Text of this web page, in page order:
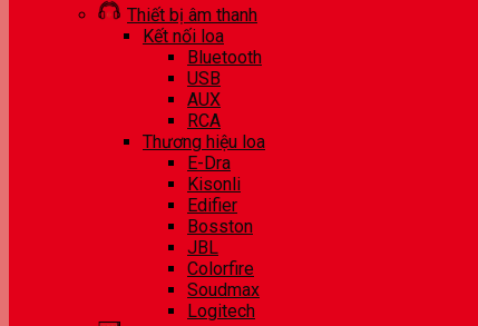
Thiết bị âm thanh
Kết nối loa
Bluetooth
USB
AUX
RCA
Thương hiệu loa
E-Dra
Kisonli
Edifier
Bosston
JBL
Colorfire
Soudmax
Logitech